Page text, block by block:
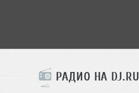
РАДИО НА DJ.RU